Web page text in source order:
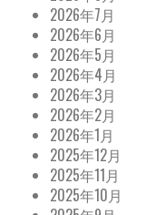
2026年7月
2026年6月
2026年5月
2026年4月
2026年3月
2026年2月
2026年1月
2025年12月
2025年11月
2025年10月